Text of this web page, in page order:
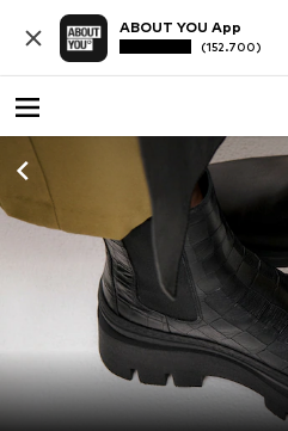
ABOUT YOU App
(152.700)